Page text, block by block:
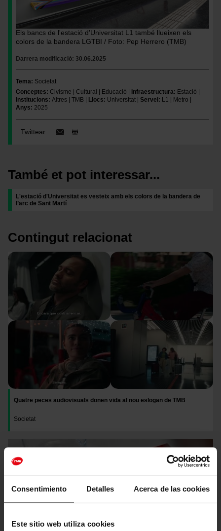
Consentimiento Detalles Acerca de las cookies
Este sitio web utiliza cookies
Els bancs de l'estació d'Universitat L1 també llueixen els
colors de la bandera LGTBI / Foto: Pep Herrero (TMB)
Darrera modificació 30.06.2025
Tema Societat
Conceptes Civisme Cultural Educació Infraestructura
Estació
Institucions Altres TMB Llocs Universitat Servei L1
Metro
Anys 2025
Twittear
També et pot interessar...
L'estació d'Universitat es vesteix amb els colors de la bandera de
l’arc de Sant Martí
Contingut relacionat
Imatge
Quatre peces audiovisuals donen vida al nou eslogan de TMB
Societat